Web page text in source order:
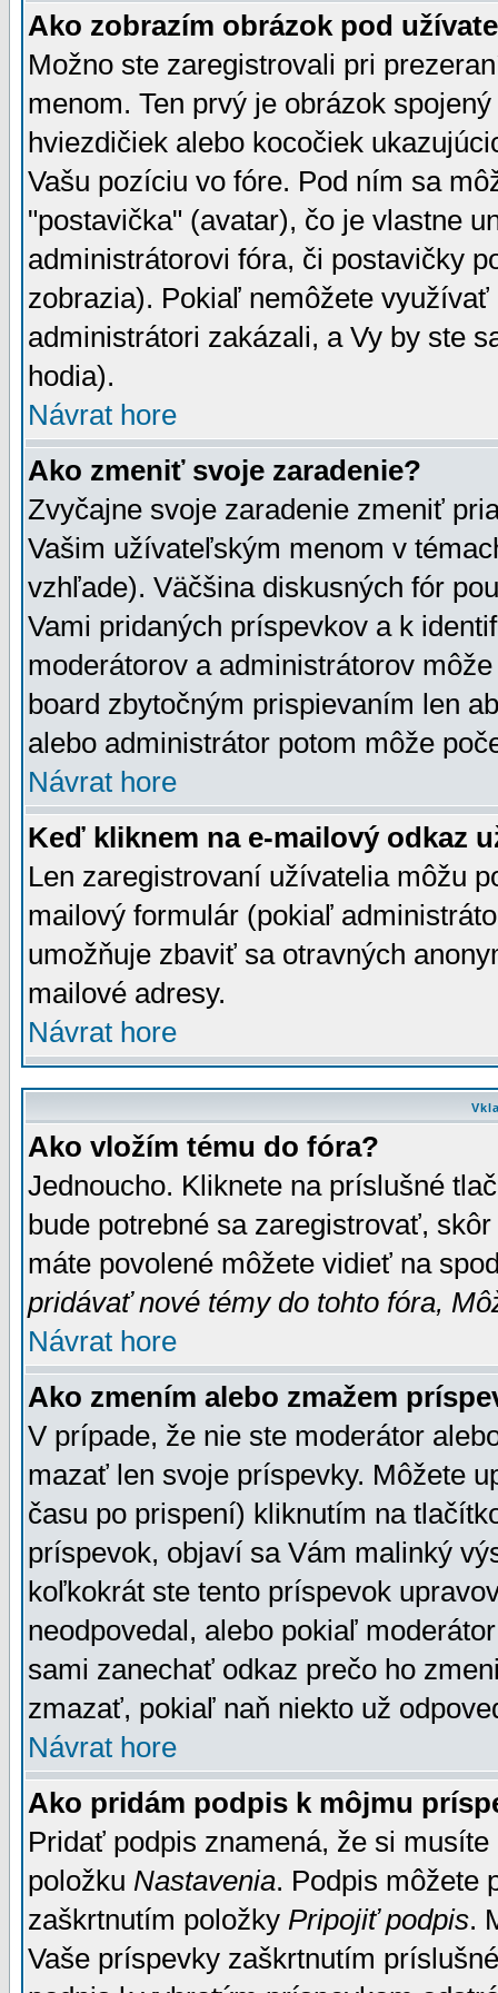
Ako zobrazím obrázok pod
Možno ste zaregistrovali pri
menom. Ten prvý je obrázok
hviezdičiek alebo kocočiek
Vašu pozíciu vo fóre. Pod ním sa
"postavička" (avatar), čo je vlastne
administrátorovi fóra, či postavičky
zobrazia). Pokiaľ nemôžete
administrátori zakázali, a Vy by ste
hodia).
Návrat hore
Ako zmeniť svoje zaradenie?
Zvyčajne svoje zaradenie zmeniť
Vašim užívateľským menom v
vzhľade). Väčšina diskusných fór
Vami pridaných príspevkov a k
moderátorov a administrátorov
board zbytočným prispievaním len
alebo administrátor potom môže
Návrat hore
Keď kliknem na e-mailový odkaz
Len zaregistrovaní užívatelia môžu
mailový formulár (pokiaľ
umožňuje zbaviť sa otravných
mailové adresy.
Návrat hore
Ako vložím tému do fóra?
Jednoucho. Kliknete na príslušné
bude potrebné sa zaregistrovať,
máte povolené môžete vidieť na
pridávať nové témy do tohto fóra,
Návrat hore
Ako zmením alebo zmažem
V prípade, že nie ste moderátor
mazať len svoje príspevky. Môžete
času po prispení) kliknutím na
príspevok, objaví sa Vám malinký
koľkokrát ste tento príspevok
neodpovedal, alebo pokiaľ
sami zanechať odkaz prečo ho
zmazať, pokiaľ naň niekto už
Návrat hore
Ako pridám podpis k môjmu
Pridať podpis znamená, že si
položku Nastavenia. Podpis môžete
zaškrtnutím položky Pripojiť podpis.
Vaše príspevky zaškrtnutím